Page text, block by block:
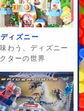
ィズニー
わう、ディズニー
ターの世界